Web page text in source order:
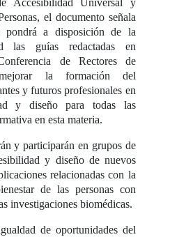
el documento señala
pondrá a disposición de la
las guías redactadas en
de Rectores de
la formación del
y futuros profesionales en
y diseño para todas las
en esta materia.
y participarán en grupos de
y diseño de nuevos
relacionadas con la
de las personas con
investigaciones biomédicas.
de oportunidades del